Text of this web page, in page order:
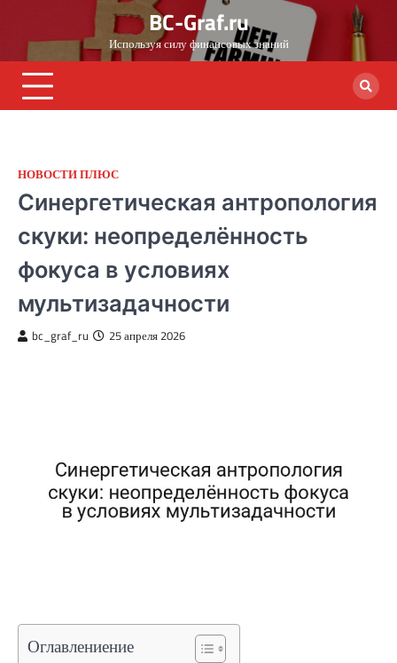
content
BC-Graf.ru
Используя силу финансовых знаний
НОВОСТИ ПЛЮС
Синергетическая антропология
скуки: неопределённость
фокуса в условиях
мультизадачности
bc_graf_ru 25 апреля 2026
Оглавлениение